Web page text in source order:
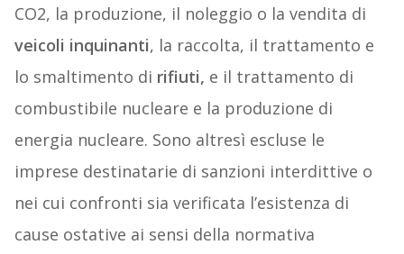
CO2, la produzione, il noleggio o la vendita di
veicoli inquinanti, la raccolta, il trattamento e
lo smaltimento di rifiuti, e il trattamento di
combustibile nucleare e la produzione di
energia nucleare. Sono altresì escluse le
imprese destinatarie di sanzioni interdittive o
nei cui confronti sia verificata l’esistenza di
cause ostative ai sensi della normativa